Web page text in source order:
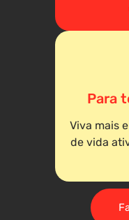
Para
Viva mais
de vida